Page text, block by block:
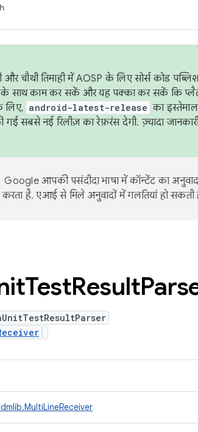
चौथी तिमाही में AOSP के लिए सोर्स कोड
साथ काम कर सकें और यह पक्का कर सकें कि
लिए, android-latest-release का
गई सबसे नई रिलीज़ का रेफ़रंस देगी. ज़्यादा
Google आपकी पसंदीदा भाषा में कॉन्टेंट का
करता है. एआई से मिले अनुवादों में गलतियां हो सकती
TestResult